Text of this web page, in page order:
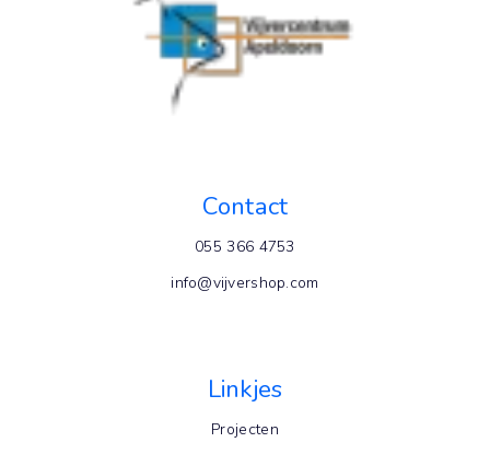
Contact
055 366 4753
info@vijvershop.com
Linkjes
Projecten